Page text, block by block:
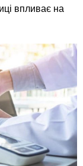
впливає на